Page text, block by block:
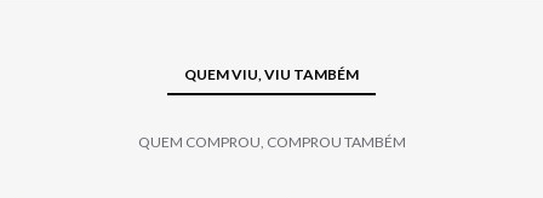
QUEM VIU, VIU TAMBÉM
QUEM COMPROU, COMPROU TAMBÉM